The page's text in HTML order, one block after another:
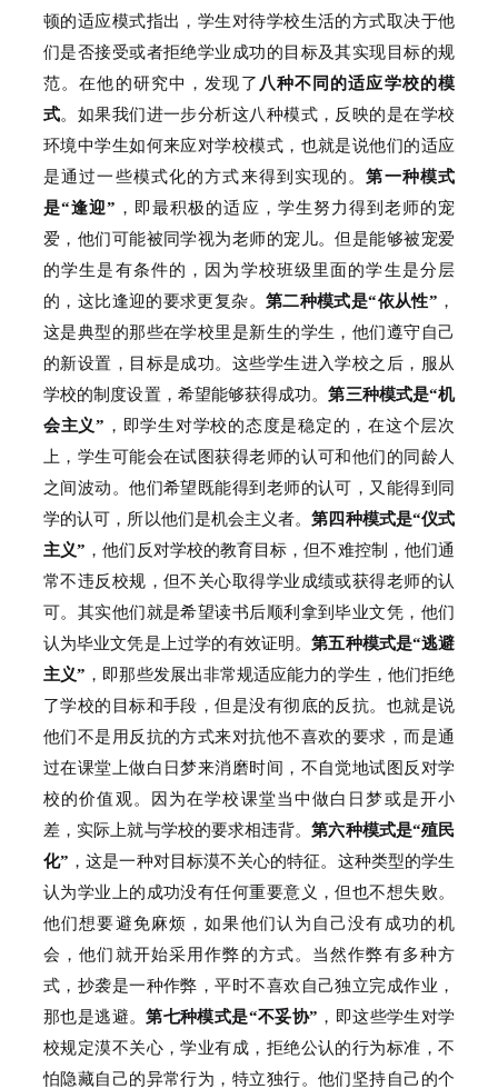
顿的适应模式指出，学生对待学校生活的方式取决于他
们是否接受或者拒绝学业成功的目标及其实现目标的规
范。在他的研究中，发现了 八种不同的适应学校的模
式。 如果我们进一步分析这八种模式，反映的是在学校
环境中学生如何来应对学校模式，也就是说他们的适应
是通过一些模式化的方式来得到实现的。第一种模式
是“逢迎” ，即最积极的适应，学生努力得到老师的宠
爱，他们可能被同学视为老师的宠儿。但是能够被宠爱
的学生是有条件的，因为学校班级里面的学生是分层
的，这比逢迎的要求更复杂。 第二种模式是“依从性” ，
这是典型的那些在学校里是新生的学生，他们遵守自己
的新设置，目标是成功。 这些学生进入学校之后，服从
学校的制度设置，希望能够获得成功。第三种模式是“机
会主义” ，即学生对学校的态度是稳定的，在这个层次
上，学生可能会在试图获得老师的认可和他们的同龄人
之间波动。他们希望既能得到老师的认可，又能得到同
学的认可，所以他们是机会主义者。第四种模式是“仪式
主义” ，他们反对学校的教育目标，但不难控制，他们通
常不违反校规，但不关心取得学业成绩或获得老师的认
可。 其实他们就是希望读书后顺利拿到毕业文凭，他们
认为毕业文凭是上过学的有效证明。第五种模式是“逃避
主义” ，即那些发展出非常规适应能力的学生，他们拒绝
了学校的目标和手段，但是没有彻底的反抗。 也就是说
他们不是用反抗的方式来对抗他不喜欢的要求，而是通
过在课堂上做白日梦来消磨时间，不自觉地试图反对学
校的价值观。
因为在学校课堂当中做白日梦或是开小
差，实际上就与学校的要求相违背。第六种模式是“殖民
化” ，这是一种对目标漠不关心的特征。 这种类型的学生
认为学业上的成功没有任何重要意义，但也不想失败。
他们想要避免麻烦，如果他们认为自己没有成功的机
会，他们就开始采用作弊的方式。 当然作弊有多种方
式，抄袭是一种作弊，平时不喜欢自己独立完成作业，
那也是逃避。第七种模式是“不妥协” ，即这些学生对学
校规定漠不关心，学业有成，拒绝公认的行为标准，不
怕隐藏自己的异常行为，特立独行。 他们坚持自己的个